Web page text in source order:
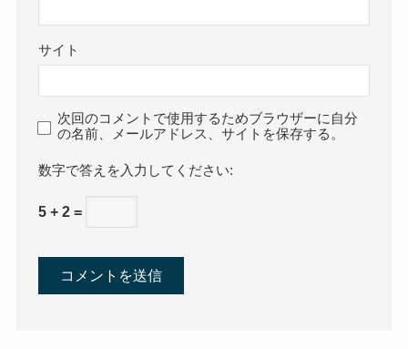
サイト
次回のコメントで使用するためブラウザーに自分
の名前、メールアドレス、サイトを保存する。
数字で答えを入力してください:
5 + 2 =